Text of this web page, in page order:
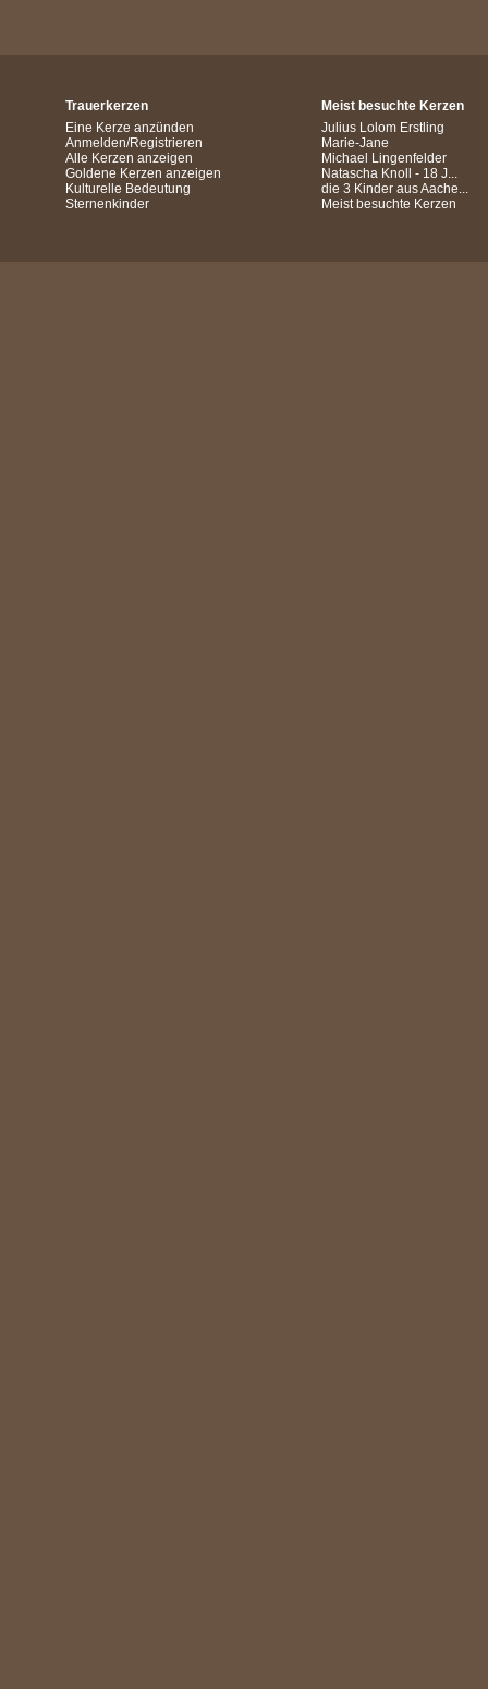
Trauerkerzen
Eine Kerze anzünden
Anmelden/Registrieren
Alle Kerzen anzeigen
Goldene Kerzen anzeigen
Kulturelle Bedeutung
Sternenkinder
Meist besuchte Kerzen
Julius Lolom Erstling
Marie-Jane
Michael Lingenfelder
Natascha Knoll - 18 J...
die 3 Kinder aus Aache...
Meist besuchte Kerzen